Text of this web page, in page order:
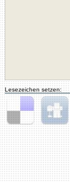
Lesezeichen setzen:
Delicious Digg